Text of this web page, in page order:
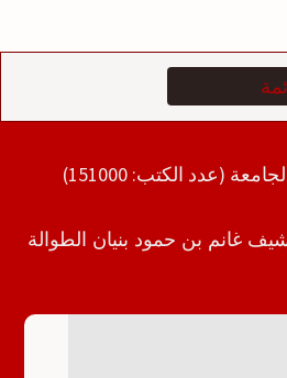
(عدد الكتب: 151000)
غانم بن حمود بنيان الطوالة